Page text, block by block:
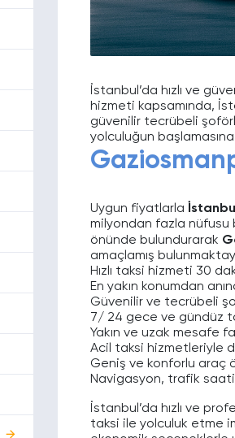
İstanbul’da hızlı ve
hizmeti kapsamında,
güvenilir tecrübeli
yolculuğun
Uygun fiyatlarla
milyondan fazla nüfusu
önünde bulundurarak
amaçlamış
Hızlı taksi hizmeti 30
En yakın konumdan
Güvenilir ve tecrübeli
7/ 24 gece ve gündüz
Yakın ve uzak mesafe
Acil taksi hizmetleriyle
Geniş ve konforlu araç
Navigasyon, trafik saati
İstanbul’da hızlı ve
taksi ile yolculuk etme